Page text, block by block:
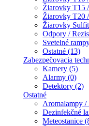
Žiarovky T15
Žiarovky T20
Žiarovky
Odpory /
Svetelné
Ostatné (13)
Zabezpečovacia
Kamery (5)
Alarmy (0)
Detektory (2)
Ostatné
Aromalampy
Dezinfekčné
Meteostanice